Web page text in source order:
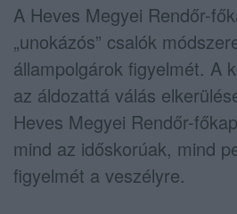
A Heves Megyei Rendőr-
„unokázós” csalók
állampolgárok figyelmét. A
az áldozattá válás
Heves Megyei Rendőr-
mind az időskorúak, mind
figyelmét a veszélyre.